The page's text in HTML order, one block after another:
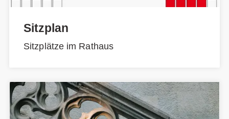
Sitzplan
Sitzplätze im Rathaus